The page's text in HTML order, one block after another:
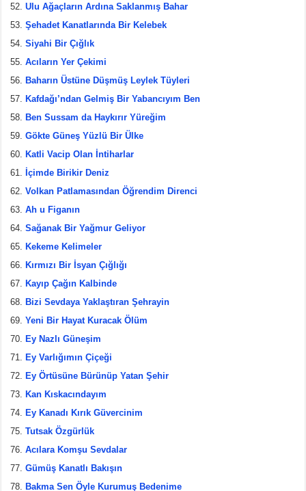
Ulu Ağaçların Ardına Saklanmış Bahar
Şehadet Kanatlarında Bir Kelebek
Siyahi Bir Çığlık
Acıların Yer Çekimi
Baharın Üstüne Düşmüş Leylek Tüyleri
Kafdağı’ndan Gelmiş Bir Yabancıyım Ben
Ben Sussam da Haykırır Yüreğim
Gökte Güneş Yüzlü Bir Ülke
Katli Vacip Olan İntiharlar
İçimde Birikir Deniz
Volkan Patlamasından Öğrendim Direnci
Ah u Figanın
Sağanak Bir Yağmur Geliyor
Kekeme Kelimeler
Kırmızı Bir İsyan Çığlığı
Kayıp Çağın Kalbinde
Bizi Sevdaya Yaklaştıran Şehrayin
Yeni Bir Hayat Kuracak Ölüm
Ey Nazlı Güneşim
Ey Varlığımın Çiçeği
Ey Örtüsüne Bürünüp Yatan Şehir
Kan Kıskacındayım
Ey Kanadı Kırık Güvercinim
Tutsak Özgürlük
Acılara Komşu Sevdalar
Gümüş Kanatlı Bakışın
Bakma Sen Öyle Kurumuş Bedenime